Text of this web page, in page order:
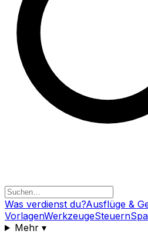
Was verdienst du?Ausflüge &
VorlagenWerkzeugeSteuern
Mehr▾